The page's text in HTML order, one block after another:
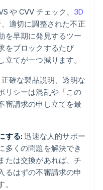
や CVV チェック、 3D
適切に調整された不正
を早期に発見するツー
をブロックするたび
てが一つ減ります。
正確な製品説明、透明な
リシーは混乱や「この
審請求の申し立てを最
する: 迅速な人的サポー
多くの問題を解決でき
たは交換があれば、チ
るはずの不審請求の申